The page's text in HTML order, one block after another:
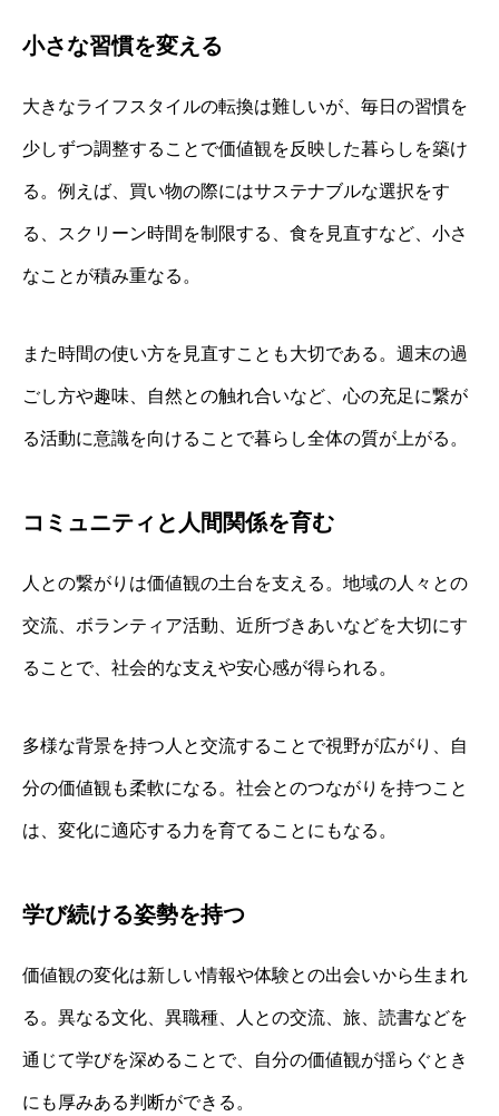
小さな習慣を変える
大きなライフスタイルの転換は難しいが、毎日の習慣を
少しずつ調整することで価値観を反映した暮らしを築け
る。例えば、買い物の際にはサステナブルな選択をす
る、スクリーン時間を制限する、食を見直すなど、小さ
なことが積み重なる。
また時間の使い方を見直すことも大切である。週末の過
ごし方や趣味、自然との触れ合いなど、心の充足に繋が
る活動に意識を向けることで暮らし全体の質が上がる。
コミュニティと人間関係を育む
人との繋がりは価値観の土台を支える。地域の人々との
交流、ボランティア活動、近所づきあいなどを大切にす
ることで、社会的な支えや安心感が得られる。
多様な背景を持つ人と交流することで視野が広がり、自
分の価値観も柔軟になる。社会とのつながりを持つこと
は、変化に適応する力を育てることにもなる。
学び続ける姿勢を持つ
価値観の変化は新しい情報や体験との出会いから生まれ
る。異なる文化、異職種、人との交流、旅、読書などを
通じて学びを深めることで、自分の価値観が揺らぐとき
にも厚みある判断ができる。